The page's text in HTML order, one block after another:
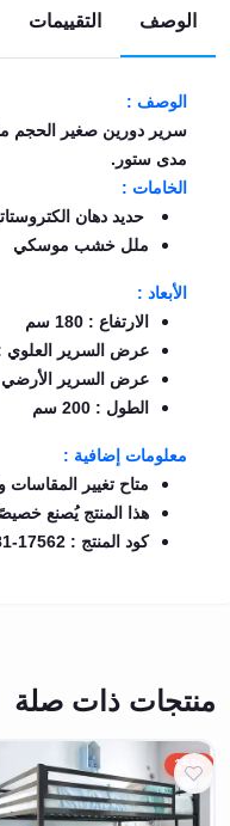
الوصف التقييمات
الوصف :
سرير دورين صغير الحجم
مدى ستور.
الخامات :
حديد دهان
ملل خشب موسكي
الأبعاد :
الارتفاع : 180 سم
عرض السرير العلوي : 110
عرض السرير الأرضي : 140
الطول : 200 سم
معلومات إضافية :
متاح تغيير المقاسات
هذا المنتج يُصنع
كود المنتج : MS-8781-17562
منتجات ذات صلة
15%